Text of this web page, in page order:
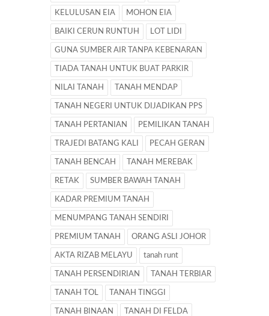
KELULUSAN EIA MOHON EIA
BAIKI CERUN RUNTUH LOT LIDI
GUNA SUMBER AIR TANPA KEBENARAN
TIADA TANAH UNTUK BUAT PARKIR
NILAI TANAH TANAH MENDAP
TANAH NEGERI UNTUK DIJADIKAN PPS
TANAH PERTANIAN PEMILIKAN TANAH
TRAJEDI BATANG KALI PECAH GERAN
TANAH BENCAH TANAH MEREBAK
RETAK SUMBER BAWAH TANAH
KADAR PREMIUM TANAH
MENUMPANG TANAH SENDIRI
PREMIUM TANAH ORANG ASLI JOHOR
AKTA RIZAB MELAYU tanah runt
TANAH PERSENDIRIAN TANAH TERBIAR
TANAH TOL TANAH TINGGI
TANAH BINAAN TANAH DI FELDA